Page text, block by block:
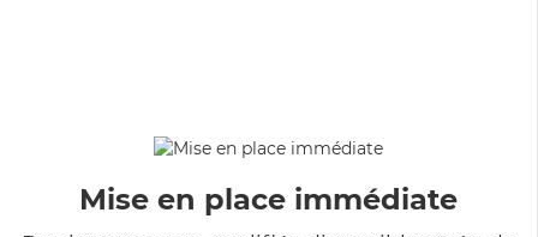
Mise en place immédiate